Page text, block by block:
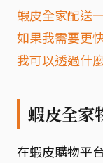
蝦皮全家配送
如果我需要更
我可以透過什
蝦皮全家
在蝦皮購物平